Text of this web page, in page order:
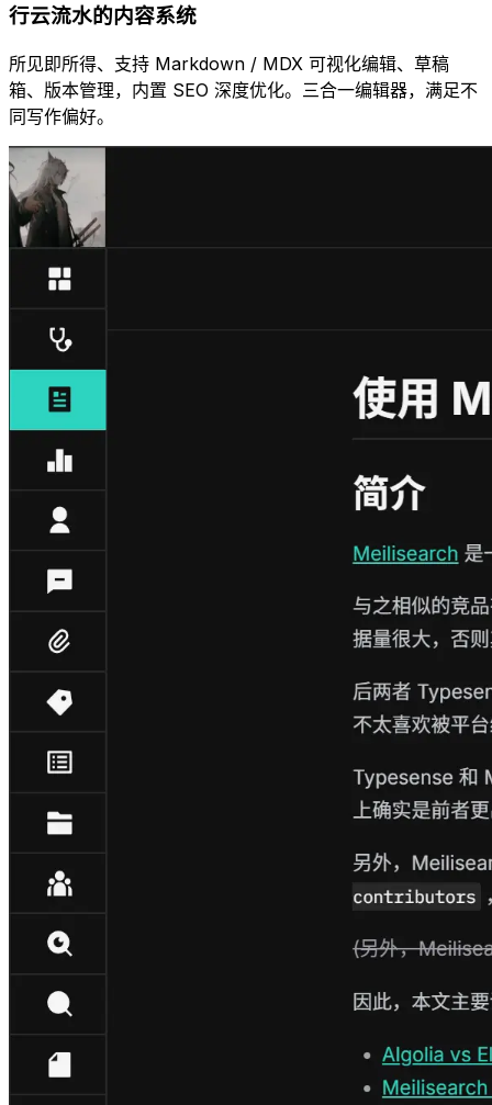
行云流水的内容系统
所见即所得、支持 Markdown / MDX 可视化编辑、草稿
箱、版本管理，内置 SEO 深度优化。三合一编辑器，满足不
同写作偏好。